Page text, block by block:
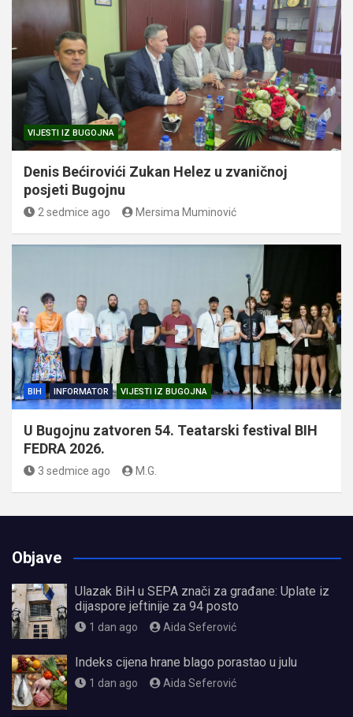
VIJESTI IZ BUGOJNA
Denis Bećirovići Zukan Helez u zvaničnoj
posjeti Bugojnu
2 sedmice ago Mersima Muminović
BIH INFORMATOR VIJESTI IZ BUGOJNA
U Bugojnu zatvoren 54. Teatarski festival BIH
FEDRA 2026.
3 sedmice ago M.G.
Objave
Ulazak BiH u SEPA znači za građane: Uplate iz
dijaspore jeftinije za 94 posto
1 dan ago Aida Seferović
Indeks cijena hrane blago porastao u julu
1 dan ago Aida Seferović